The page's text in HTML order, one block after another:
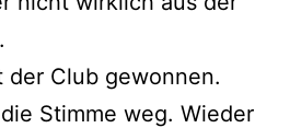
der Club gewonnen.
Stimme weg. Wieder